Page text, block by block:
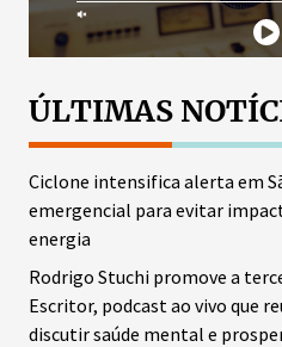
ÚLTIMAS
Ciclone intensifica alerta em
emergencial para evitar
energia
Rodrigo Stuchi promove a
Escritor, podcast ao vivo que
discutir saúde mental e